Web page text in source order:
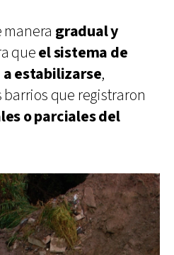
manera gradual y
queel sistema de
estabilizarse,
que registraron
o parciales del